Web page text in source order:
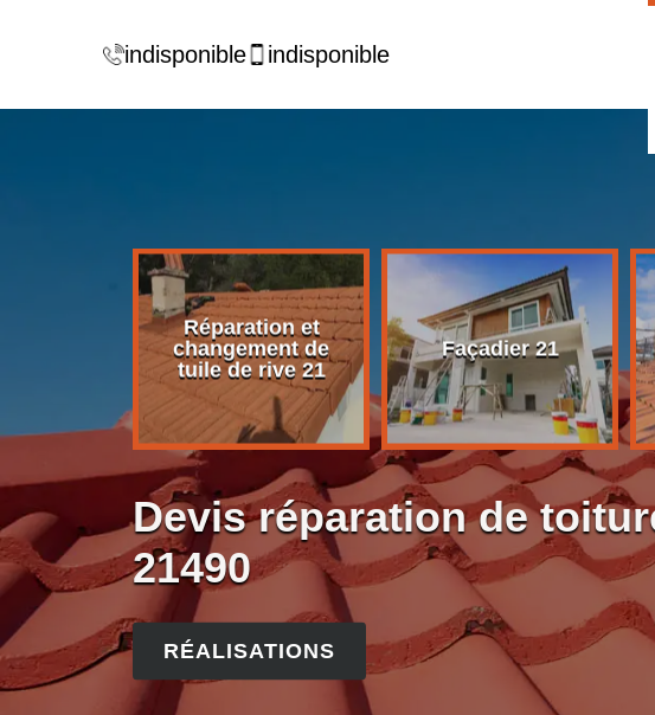
indisponible indisponible
Réparation et
changement de
tuile de rive 21
Façadier 21
Devis réparation de
21490
RÉALISATIONS